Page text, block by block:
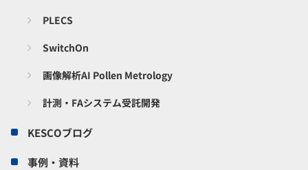
PLECS
SwitchOn
画像解析AI Pollen Metrology
計測・FAシステム受託開発
KESCOブログ
事例・資料